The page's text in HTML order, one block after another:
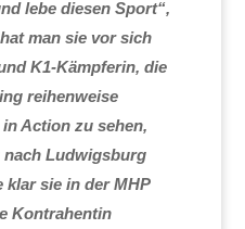
lebe diesen Sport“,
man sie vor sich
K1-Kämpferin, die
reihenweise
Action zu sehen,
nach Ludwigsburg
klar sie in der MHP
Kontrahentin